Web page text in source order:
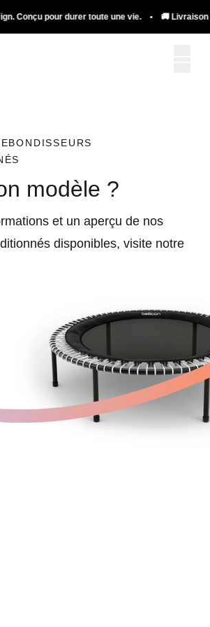
pour durer toute une vie. • 🚚 Livraison
modèle ?
et un aperçu de nos
disponibles, visite notre